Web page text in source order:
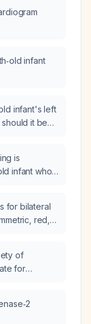
infant
infant's left
it be
is
infant who
for bilateral
red,
of
for